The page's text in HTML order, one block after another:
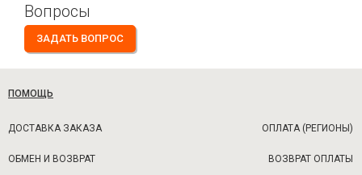
Вопросы
ЗАДАТЬ ВОПРОС
ПОМОЩЬ
ДОСТАВКА ЗАКАЗА ОПЛАТА (РЕГИОНЫ)
ОБМЕН И ВОЗВРАТ ВОЗВРАТ ОПЛАТЫ